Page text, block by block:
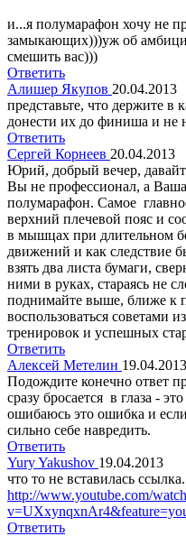
и...я полумарафон хочу не
замыкающих)))уж об
смешить вас)))
Ответить
Алишер Якупов 20.04.2013
представьте, что держите в
донести их до финиша и не
Ответить
Сергей Корнеев 20.04.2013
Юрий, добрый вечер,
Вы не профессионал, а
полумарафон. Самое
верхний плечевой пояс и
в мышцах при длительном
движений и как следствие
взять два листа бумаги,
ними в руках, стараясь не
поднимайте выше, ближе к
воспользоваться советами
тренировок и успешных
Ответить
Алексей Метелин 19.04.2013
Подождите конечно ответ
сразу бросается в глаза -
ошибаюсь это ошибка и
сильно себе навредить.
Ответить
Yury Yakushov 19.04.2013
что то не вставилась
http://www.youtube.com/
Ответить